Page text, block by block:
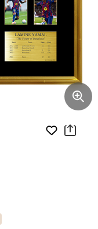
お気に入り